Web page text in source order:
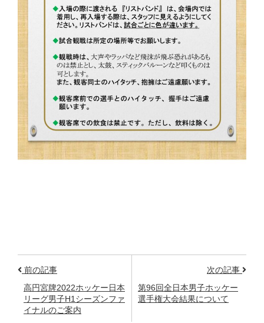
前の記事
高円宮牌2022ホッケー日本
リーグ男子H1シーズンファ
イナルのご案内
次の記事
第96回全日本男子ホッケー
選手権大会結果について